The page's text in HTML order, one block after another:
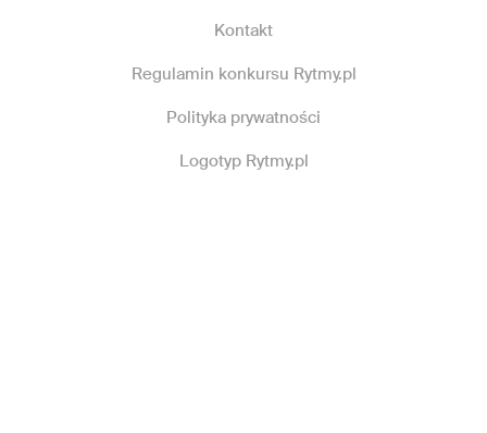
Kontakt
Regulamin konkursu Rytmy.pl
Polityka prywatności
Logotyp Rytmy.pl